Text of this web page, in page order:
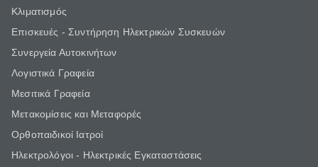
Κλιματισμός
Επισκευές - Συντήρηση Ηλεκτρικών Συσκευών
Συνεργεία Αυτοκινήτων
Λογιστικά Γραφεία
Μεσιτικά Γραφεία
Μετακομίσεις και Μεταφορές
Ορθοπαιδικοί Ιατροί
Ηλεκτρολόγοι - Ηλεκτρικές Εγκαταστάσεις